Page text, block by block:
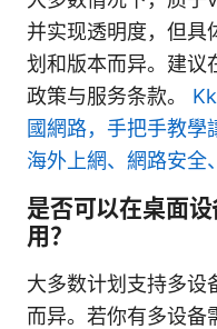
并实现透明度，但具
划和版本而异。建议
政策与服务条款。
國網路，手把手教學
海外上網、網路安全
是否可以在桌面
用？
大多数计划支持多设
而异。若你有多设备